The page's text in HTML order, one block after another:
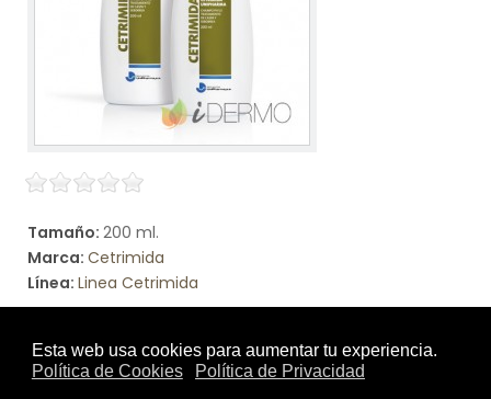
Tamaño: 200 ml.
Marca: Cetrimida
Línea: Linea Cetrimida
CETRIMIDA es un preparado de acción bactericida y
solubilizante, ideal para la limpieza y descamación de las